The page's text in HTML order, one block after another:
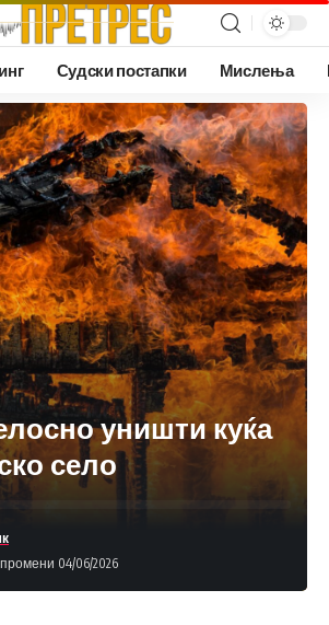
Судски постапки Мислења
уништи куќа
село
04/06/2026